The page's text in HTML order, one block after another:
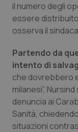
Provincia
Puglia
Sardegna
Sicilia
Infezioni &
Malattie
Malattia di
il numero degli
essere
osserva il
Partendo da
intento di
che dovrebbero
milanesi”,
denuncia ai
Sanità,
situazioni